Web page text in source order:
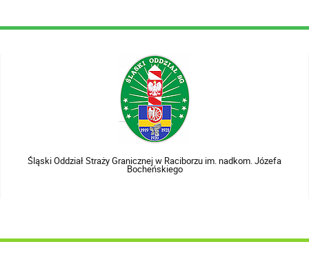
Śląski Oddział Straży Granicznej w Raciborzu im. nadkom. Józefa
Bocheńskiego